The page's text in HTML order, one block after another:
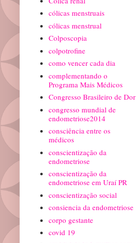
cólicas menstruais
cólicas menstrual
Colposcopia
colpotrofine
como vencer cada dia
complementando o
Programa Mais Médicos
Congresso Brasileiro de Dor
congresso mundial de
endometriose2014
consciência entre os
médicos
conscientização da
endometriose
conscientização da
endometriose em Uraí PR
conscientização social
consiencia da endometriose
corpo gestante
covid 19